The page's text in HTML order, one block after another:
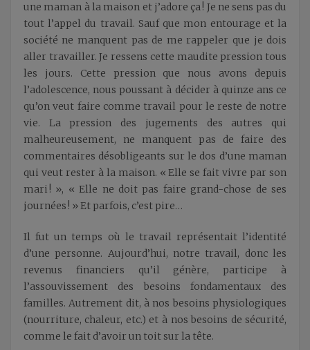
une maman à la maison et j’adore ça ! Je ne sens pas du
tout l’appel du travail. Sauf que mon entourage et la
société ne manquent pas de me rappeler que je dois
aller travailler. Je ressens cette maudite pression tous
les jours. Cette pression que nous avons depuis
l’adolescence, nous poussant à décider à quinze ans ce
qu’on veut faire comme travail pour le reste de notre
vie. La pression des jugements des autres qui
malheureusement, ne manquent pas de faire des
commentaires désobligeants sur le dos d’une maman
qui veut rester à la maison. « Elle se fait vivre par son
mari ! », « Elle ne doit pas faire grand-chose de ses
journées ! » Et parfois, c’est pire…
Il fut un temps où le travail représentait l’identité
d’une personne. Aujourd’hui, notre travail, donc les
revenus financiers qu’il génère, participe à
l’assouvissement des besoins fondamentaux des
familles. Autrement dit, à nos besoins physiologiques
(nourriture, chaleur, etc.) et à nos besoins de sécurité,
comme le fait d’avoir un toit sur la tête.